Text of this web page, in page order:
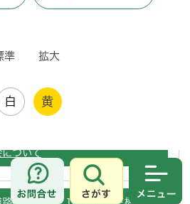
準 拡大
白 黄
お問合せ
さがす
木線の事業認可について
ついて